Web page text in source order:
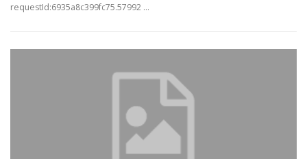
requestId:6935a8c399fc75.57992 …